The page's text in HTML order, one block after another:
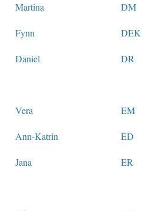
Martina DM
Fynn DEK
Daniel DR
Vera EM
Ann-Katrin ED
Jana ER